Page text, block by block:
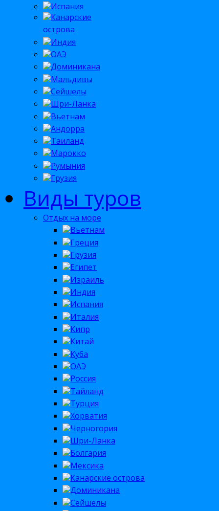
Испания
Канарские
острова
Индия
ОАЭ
Доминикана
Мальдивы
Сейшелы
Шри-Ланка
Вьетнам
Андорра
Таиланд
Марокко
Румыния
Грузия
Виды туров
Отдых на море
Вьетнам
Греция
Грузия
Египет
Израиль
Индия
Испания
Италия
Кипр
Китай
Куба
ОАЭ
Россия
Тайланд
Турция
Хорватия
Черногория
Шри-Ланка
Болгария
Мексика
Канарские острова
Доминикана
Сейшелы